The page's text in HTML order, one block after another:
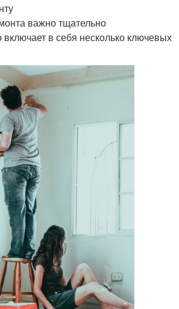
важно тщательно
включает в себя несколько ключевых